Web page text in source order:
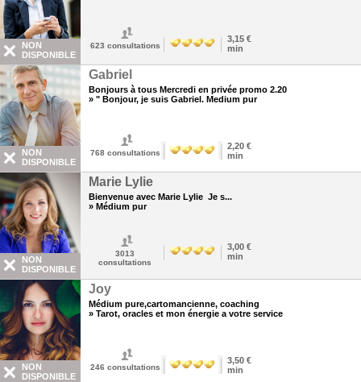
NON
DISPONIBLE
623 consultations
3,15 €
min
NON
DISPONIBLE
Gabriel
Bonjours à tous Mercredi en privée promo 2.20
» " Bonjour, je suis Gabriel. Medium pur
768consultations
2,20 €
min
NON
DISPONIBLE
Marie Lylie
Bienvenue avec Marie Lylie Je s...
» Médium pur
3013
consultations
3,00 €
min
NON
DISPONIBLE
Joy
Médium pure,cartomancienne, coaching
» Tarot, oracles et mon énergie a votre service
246 consultations
3,50 €
min